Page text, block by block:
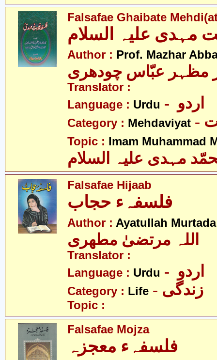
Falsafae Ghaibate
مہدی علیہ السلام
Author : Prof. Mazhar
مظہر عبّاس چودھری
Translator :
Language : Urdu
Category : Mehdaviyat
Topic : Imam Muhammad
مہدی علیہ السلام
Falsafae Hijaab
Author : Ayatullah
اللہ مرتضیٰ مطھری
Translator :
Language : Urdu
Category : Life - زندگی
Topic :
Falsafae Mojza